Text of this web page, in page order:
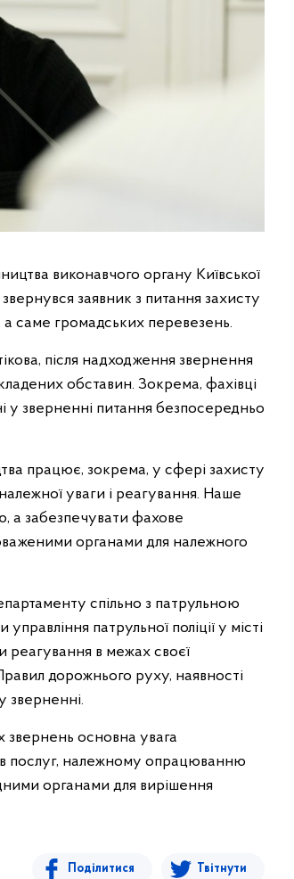
виконавчого органу Київської
звернувся заявник з питання захисту
саме громадських перевезень.
після надходження звернення
обставин. Зокрема, фахівці
у зверненні питання безпосередньо
працює, зокрема, у сфері захисту
уваги і реагування. Наше
а забезпечувати фахове
органами для належного
спільно з патрульною
патрульної поліції у місті
реагування в межах своєї
дорожнього руху, наявності
зверненні.
звернень основна увага
послуг, належному опрацюванню
органами для вирішення
Поділитися Твітнути